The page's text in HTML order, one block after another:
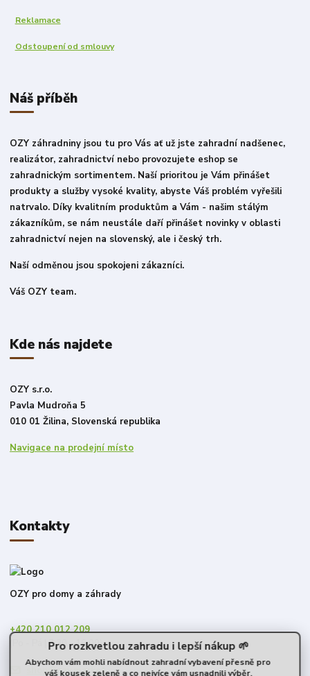
Reklamace
Odstoupení od smlouvy
Náš příběh
OZY záhradniny jsou tu pro Vás ať už jste zahradní nadšenec,
realizátor, zahradnictví nebo provozujete eshop se
zahradnickým sortimentem. Naší prioritou je Vám přinášet
produkty a služby vysoké kvality, abyste Váš problém vyřešili
natrvalo. Díky kvalitním produktům a Vám - našim stálým
zákazníkům, se nám neustále daří přinášet novinky v oblasti
zahradnictví nejen na slovenský, ale i český trh.
Naší odměnou jsou spokojeni zákazníci.
Váš OZY team.
Kde nás najdete
OZY s.r.o.
Pavla Mudroňa 5
010 01 Žilina, Slovenská republika
Navigace na prodejní místo
Kontakty
OZY pro domy a záhrady
+420 210 012 209
(Po - Pá | 7:30 - 16:00)
shop@ozy.market
Pro rozkvetlou zahradu i lepší nákup 🌱
Abychom vám mohli nabídnout zahradní vybavení přesně pro
váš kousek zeleně a co nejvíce vám usnadnili výběr,